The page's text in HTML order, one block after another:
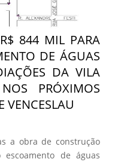
844 MIL PARA
DE ÁGUAS
DA VILA
PRÓXIMOS
VENCESLAU
a obra de construção
de águas